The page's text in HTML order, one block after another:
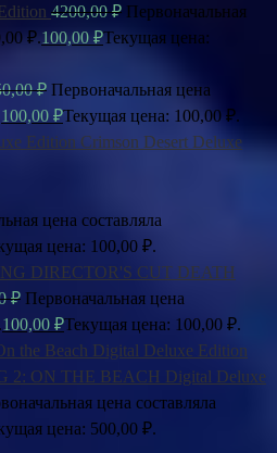
4200,00₽ Первоначальная
₽.100,00 ₽Текущая цена:
₽ Первоначальная цена
100,00 ₽Текущая цена: 100,00 ₽.
Crimson Desert Deluxe
цена составляла
цена: 100,00 ₽.
DEATH
₽ Первоначальная цена
100,00 ₽Текущая цена: 100,00 ₽.
2: ON THE BEACH Digital Deluxe
цена составляла
цена: 500,00 ₽.